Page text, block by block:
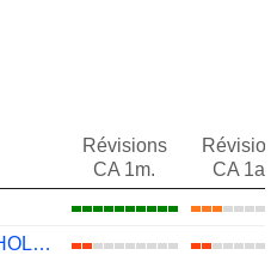
Révisions
CA 1m.
CA 1an
PARTNERS GROUP HOLDING AG